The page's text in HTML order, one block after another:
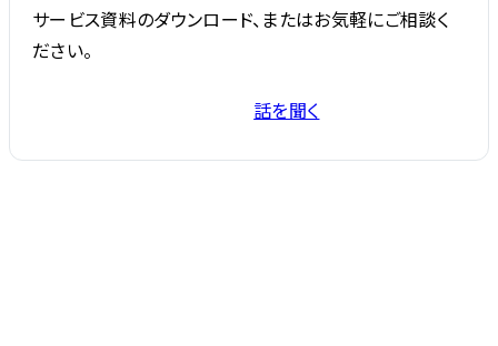
サービス資料のダウンロード、またはお気軽にご相談く
ださい。
話を聞く